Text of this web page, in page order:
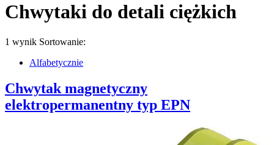
Chwytaki do detali ciężkich
1 wynik Sortowanie:
Alfabetycznie
Chwytak magnetyczny
elektropermanentny typ EPN